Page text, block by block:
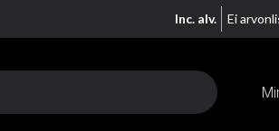
Inc. alv. Ei